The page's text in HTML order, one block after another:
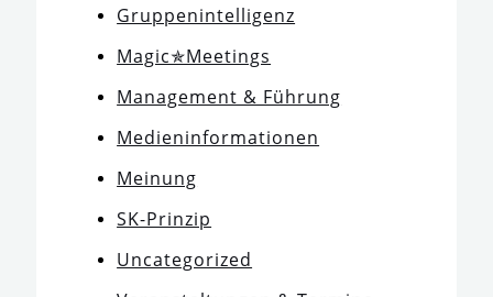
Gruppenintelligenz
Magic✯Meetings
Management & Führung
Medieninformationen
Meinung
SK-Prinzip
Uncategorized